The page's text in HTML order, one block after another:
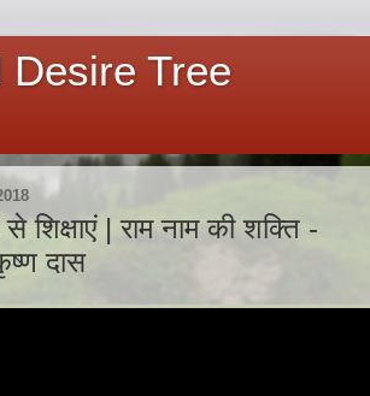
Desire Tree
शिक्षाएं | राम नाम की शक्ति -
दास